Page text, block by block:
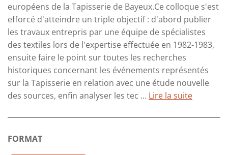
européens de la Tapisserie de Bayeux.Ce colloque s'est
efforcé d'atteindre un triple objectif : d'abord publier
les travaux entrepris par une équipe de spécialistes
des textiles lors de l'expertise effectuée en 1982-1983,
ensuite faire le point sur toutes les recherches
historiques concernant les événements représentés
sur la Tapisserie en relation avec une étude nouvelle
des sources, enfin analyser les tec ... Lire la suite
FORMAT